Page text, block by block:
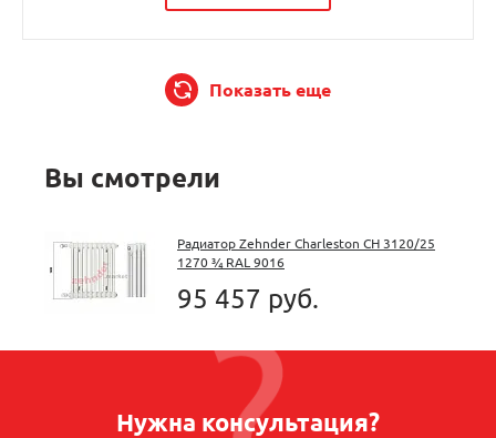
Показать еще
Вы смотрели
Радиатор Zehnder Charleston CH 3120/25
1270 ¾ RAL 9016
95 457 руб.
Нужна консультация?